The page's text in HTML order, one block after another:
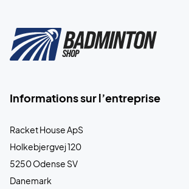
Informations sur l’entreprise
Racket House ApS
Holkebjergvej 120
5250 Odense SV
Danemark